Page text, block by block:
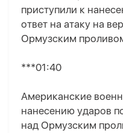
приступили к
ответ на атаку на
Ормузским
***01:40
Американские
нанесению ударов
над Ормузским